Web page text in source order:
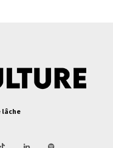
lâche